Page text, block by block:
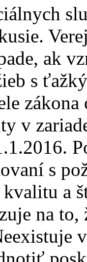
ak
s
zákona
v
s
a
na